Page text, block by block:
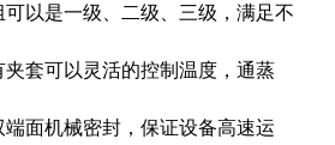
以是一级、二级、三级，满足不
套可以灵活的控制温度，通蒸
面机械密封，保证设备高速运